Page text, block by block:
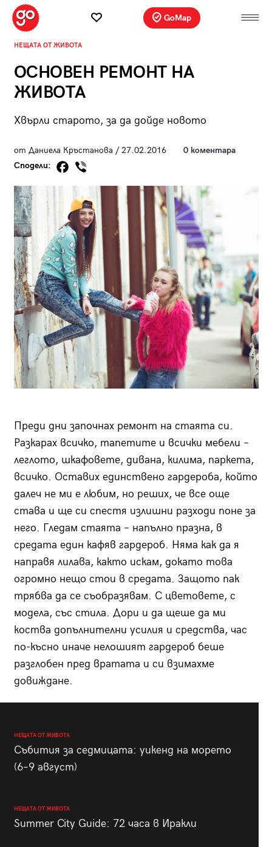
GoMap
НЕЩАТА ОТ ЖИВОТА
ОСНОВЕН РЕМОНТ НА
ЖИВОТА
Хвърли старото, за да дойде новото
от Даниела Кръстанова / 27.02.2016
0 коментара
Сподели:
Преди дни започнах ремонт на стаята си.
Разкарах всичко, тапетите и всички мебели –
леглото, шкафовете, дивана, килима, паркета,
всичко. Оставих единствено гардероба, който
далеч не ми е любим, но реших, че все още
става и ще си спестя излишни разходи поне за
него. Гледам стаята – напълно празна, в
средата един кафяв гардероб. Няма как да я
направя лилава, както искам, докато това
огромно нещо стои в средата. Защото пак
трябва да се съобразявам. С цветовете, с
модела, със стила. Дори и да щеше да ми
коства допълнителни усилия и средства, час
по-късно иначе нелошият гардероб беше
разглобен пред вратата и си взимахме
довиждане.
НЕЩАТА ОТ ЖИВОТА
Събития за седмицата: уикенд на морето
(6–9 август)
НЕЩАТА ОТ ЖИВОТА
Summer City Guide: 72 часа в Иракли